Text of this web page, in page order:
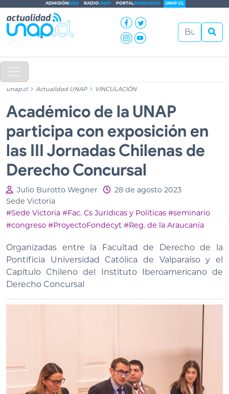
ADMISIÓN2026 RADIOUNAP PORTALEGRESADOS UNAP.CL
unap.cl Actualidad UNAP VINCULACIÓN
Académico de la UNAP
participa con exposición en
las III Jornadas Chilenas de
Derecho Concursal
Julio Burotto Wegner
28 de agosto 2023
Sede Victoria
#Sede Victoria #Fac. Cs Jurídicas y Políticas #seminario
#congreso #ProyectoFondecyt #Reg. de la Araucanía
Organizadas entre la Facultad de Derecho de la
Pontificia Universidad Católica de Valparaíso y el
Capítulo Chileno del Instituto Iberoamericano de
Derecho Concursal